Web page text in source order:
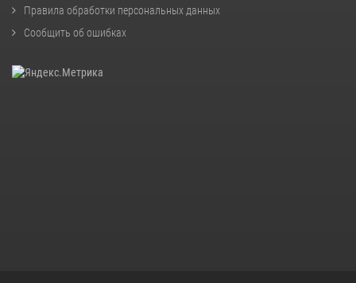
Правила обработки персональных данных
Сообщить об ошибках